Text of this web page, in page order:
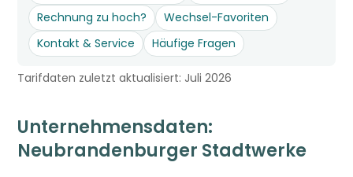
Rechnung zu hoch?
Wechsel-Favoriten
Kontakt & Service
Häufige Fragen
Tarifdaten zuletzt aktualisiert: Juli 2026
Unternehmensdaten:
Neubrandenburger Stadtwerke